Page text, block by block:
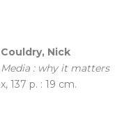
Couldry, Nick
Media : why it matters
x, 137 p. : 19 cm.